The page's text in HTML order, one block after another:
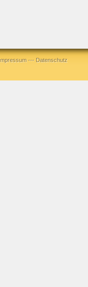
Impressum--- Datenschutz